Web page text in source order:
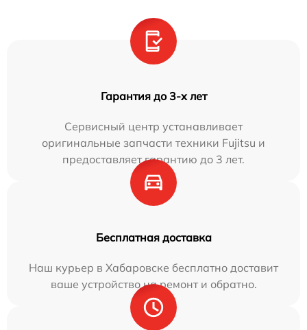
Гарантия до 3-х лет
Сервисный центр устанавливает
оригинальные запчасти техники Fujitsu и
предоставляет гарантию до 3 лет.
Бесплатная доставка
Наш курьер в Хабаровске бесплатно доставит
ваше устройство на ремонт и обратно.